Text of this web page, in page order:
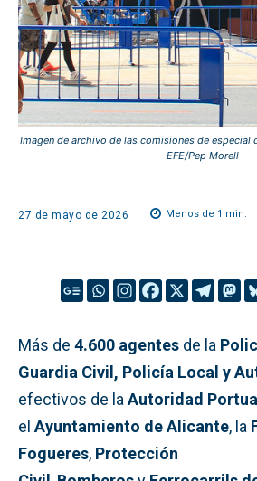
Imagen de archivo de las comisiones de especial
EFE/Pep Morell
27 de mayo de 2026 Menos de 1 min.
Más de 4.600 agentes de la
Guardia Civil, Policía Local y
efectivos de la Autoridad
el Ayuntamiento de Alicante, la
Fogueres, Protección